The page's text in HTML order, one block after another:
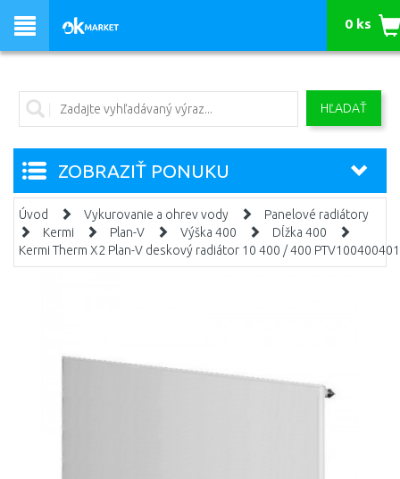
HĽADAŤ
0 ks
ZOBRAZIŤ PONUKU
Úvod Vykurovanie a ohrev vody
Panelové radiátory
Kermi
Plan-V Výška 400
Dĺžka 400
Kermi Therm X2 Plan-V deskový radiátor 10 400 / 400